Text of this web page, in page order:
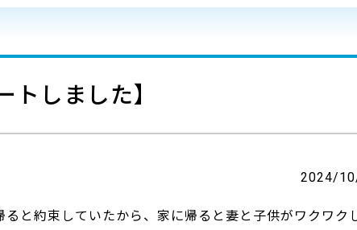
トしました】
2024/
ると約束していたから、家に帰ると妻と子供がワクワク